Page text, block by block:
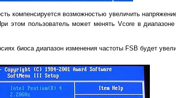
компенсируется возможностью увеличить
этом пользователь может менять Vcore в
биоса диапазон изменения частоты FSB будет